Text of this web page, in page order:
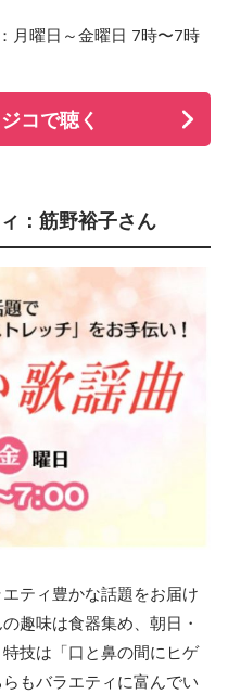
月曜日～金曜日 7時〜7時
コで聴く
：筋野裕子さん
ティ豊かな話題をお届け
趣味は食器集め、朝日・
技は「口と鼻の間にヒゲ
もバラエティに富んでい